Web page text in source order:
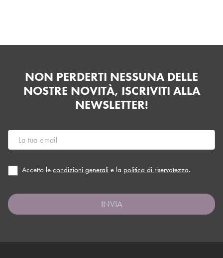
NON PERDERTI NESSUNA DELLE
NOSTRE NOVITÀ, ISCRIVITI ALLA
NEWSLETTER!
Accetto le condizioni generali e la politica di riservatezza.
INVIA